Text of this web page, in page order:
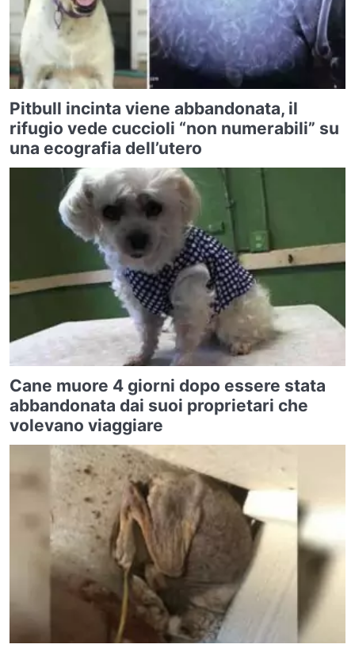
Pitbull incinta viene abbandonata, il
rifugio vede cuccioli “non numerabili” su
una ecografia dell’utero
Cane muore 4 giorni dopo essere stata
abbandonata dai suoi proprietari che
volevano viaggiare